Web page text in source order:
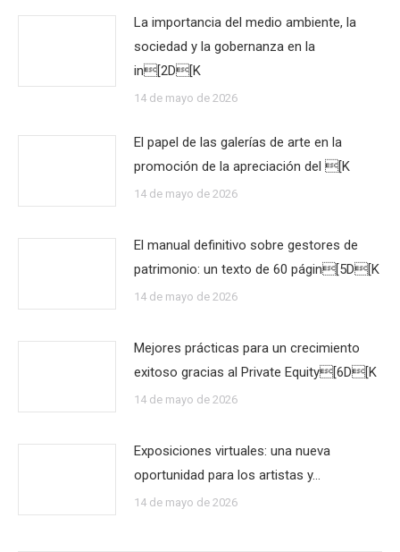
La importancia del medio ambiente, la
sociedad y la gobernanza en la
in[2D[K
14 de mayo de 2026
El papel de las galerías de arte en la
promoción de la apreciación del [K
14 de mayo de 2026
El manual definitivo sobre gestores de
patrimonio: un texto de 60 págin[5D[K
14 de mayo de 2026
Mejores prácticas para un crecimiento
exitoso gracias al Private Equity[6D[K
14 de mayo de 2026
Exposiciones virtuales: una nueva
oportunidad para los artistas y…
14 de mayo de 2026